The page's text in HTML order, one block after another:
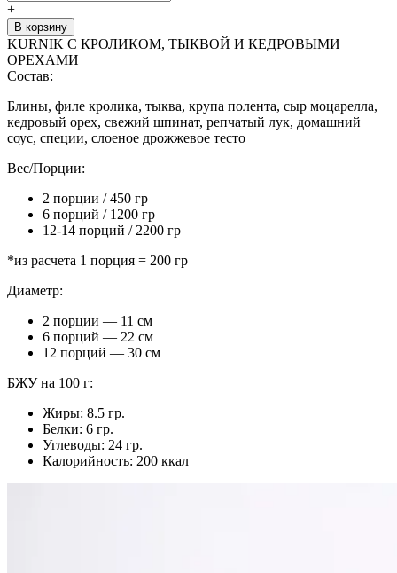
+
В корзину
KURNIK С КРОЛИКОМ, ТЫКВОЙ И КЕДРОВЫМИ
ОРЕХАМИ
Состав:
Блины, филе кролика, тыква, крупа полента, сыр моцарелла,
кедровый орех, свежий шпинат, репчатый лук, домашний
соус, специи, слоеное дрожжевое тесто
Вес/Порции:
2 порции / 450 гр
6 порций / 1200 гр
12-14 порций / 2200 гр
*из расчета 1 порция = 200 гр
Диаметр:
2 порции — 11 см
6 порций — 22 см
12 порций — 30 см
БЖУ на 100 г:
Жиры: 8.5 гр.
Белки: 6 гр.
Углеводы: 24 гр.
Калорийность: 200 ккал